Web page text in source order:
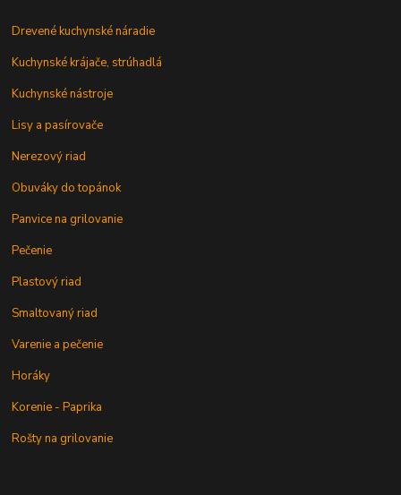
Drevené kuchynské náradie
Kuchynské krájače, strúhadlá
Kuchynské nástroje
Lisy a pasírovače
Nerezový riad
Obuváky do topánok
Panvice na grilovanie
Pečenie
Plastový riad
Smaltovaný riad
Varenie a pečenie
Horáky
Korenie - Paprika
Rošty na grilovanie